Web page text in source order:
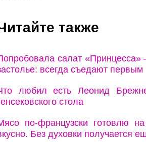
также
салат
всегда съедают первым
любил есть Леонид
стола
по-французски готовлю
Без духовки получается